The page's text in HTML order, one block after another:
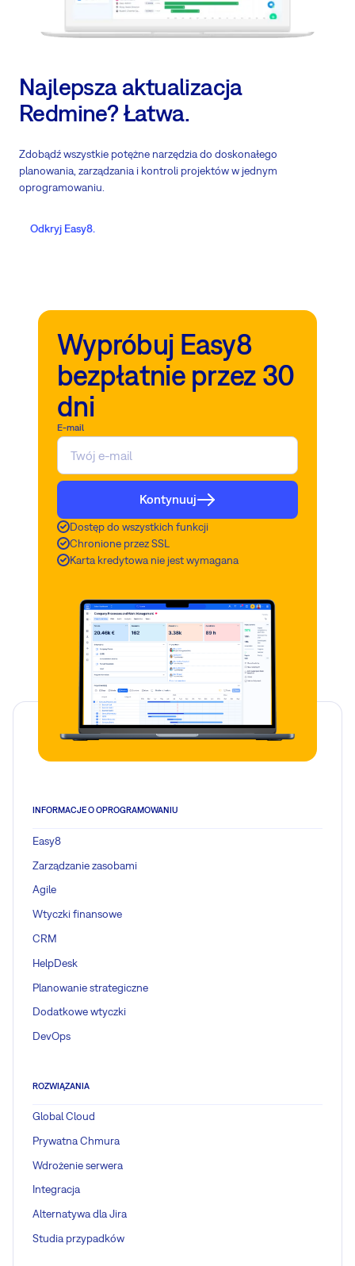
Najlepsza aktualizacja
Redmine? Łatwa.
Zdobądź wszystkie potężne narzędzia do doskonałego
planowania, zarządzania i kontroli projektów w jednym
oprogramowaniu.
Odkryj Easy8.
Wypróbuj Easy8
bezpłatnie przez 30
dni
E-mail
Kontynuuj
Dostęp do wszystkich funkcji
Chronione przez SSL
Karta kredytowa nie jest wymagana
INFORMACJE O OPROGRAMOWANIU
Easy8
Zarządzanie zasobami
Agile
Wtyczki finansowe
CRM
HelpDesk
Planowanie strategiczne
Dodatkowe wtyczki
DevOps
ROZWIĄZANIA
Global Cloud
Prywatna Chmura
Wdrożenie serwera
Integracja
Alternatywa dla Jira
Studia przypadków